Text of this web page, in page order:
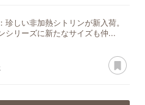
珍しい非加熱シトリンが新入荷。
シリーズに新たなサイズも仲...